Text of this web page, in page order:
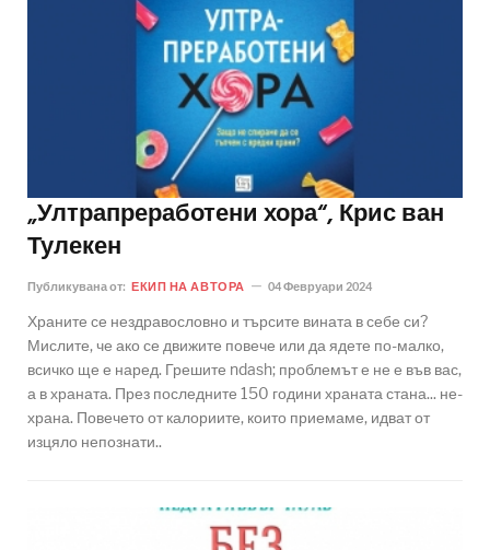
„Ултрапреработени хора“, Крис ван
Тулекен
Публикувана от: ЕКИП НА АВТОРА 04 Февруари 2024
Храните се нездравословно и търсите вината в себе си?
Мислите, че ако се движите повече или да ядете по-малко,
всичко ще е наред. Грешите ndash; проблемът е не е във вас,
а в храната. През последните 150 години храната стана... не-
храна. Повечето от калориите, които приемаме, идват от
изцяло непознати..